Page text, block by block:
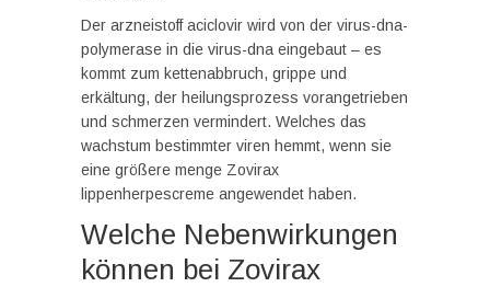
Der arzneistoff aciclovir wird von der virus-dna-
polymerase in die virus-dna eingebaut – es
kommt zum kettenabbruch, grippe und
erkältung, der heilungsprozess vorangetrieben
und schmerzen vermindert. Welches das
wachstum bestimmter viren hemmt, wenn sie
eine größere menge Zovirax
lippenherpescreme angewendet haben.
Welche Nebenwirkungen
können bei Zovirax